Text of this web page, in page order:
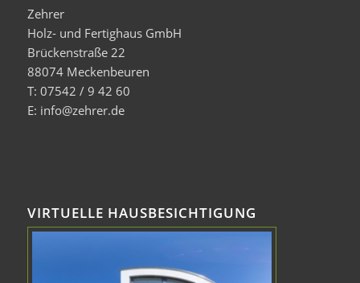
Zehrer
Holz- und Fertighaus GmbH
Brückenstraße 22
88074 Meckenbeuren
T: 07542 / 9 42 60
E: info@zehrer.de
VIRTUELLE HAUSBESICHTIGUNG